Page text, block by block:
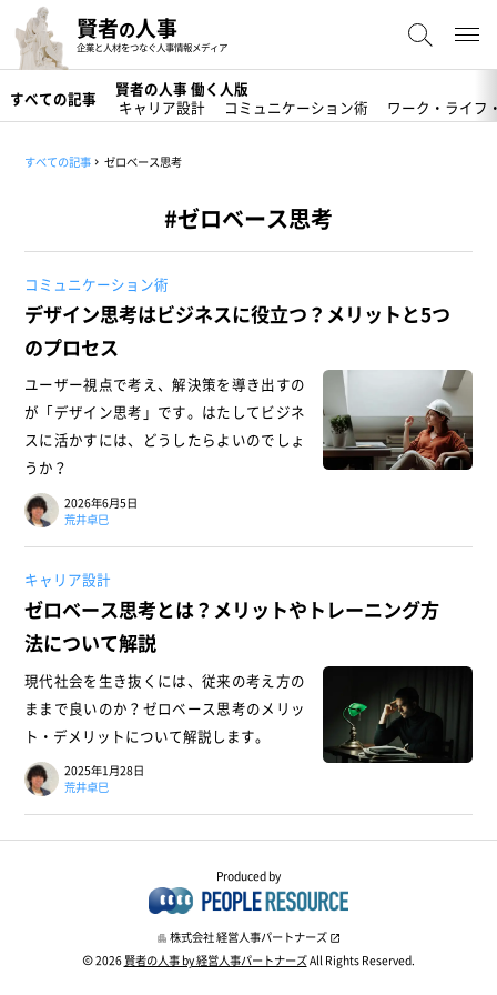
賢者の人事
企業と人材をつなぐ人事情報メディア
すべての記事
賢者の人事 働く人版
キャリア設計
コミュニケーション術 ワーク・ライフ
すべての記事 ゼロベース思考
#ゼロベース思考
コミュニケーション術
デザイン思考はビジネスに役立つ？メリットと5つ
のプロセス
ユーザー視点で考え、解決策を導き出すの
が「デザイン思考」です。はたしてビジネ
スに活かすには、どうしたらよいのでしょ
うか？
2026年6月5日
荒井卓巳
キャリア設計
ゼロベース思考とは？メリットやトレーニング方
法について解説
現代社会を生き抜くには、従来の考え方の
ままで良いのか？ゼロベース思考のメリッ
ト・デメリットについて解説します。
2025年1月28日
荒井卓巳
Produced by
株式会社 経営人事パートナーズ
2026 賢者の人事 by 経営人事パートナーズAll Rights Reserved.